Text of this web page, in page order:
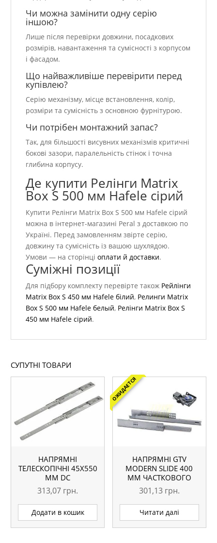
Чи можна замінити одну серію
іншою?
Лише після перевірки довжини, посадкових
розмірів, навантаження та сумісності з корпусом
і фасадом.
Що найважливіше перевірити перед
купівлею?
Серію механізму, місце встановлення, колір,
розміри та сумісність з основною фурнітурою.
Чи потрібен монтажний запас?
Так, для більшості висувних механізмів критичні
бокові зазори, паралельність стінок і точна
глибина корпусу.
Де купити Релінги Matrix
Box S 500 мм Hafele сірий
Купити Релінги Matrix Box S 500 мм Hafele сірий
можна в інтернет-магазині Peral з доставкою по
Україні. Перед замовленням звірте серію,
довжину та сумісність із вашою шухлядою.
Умови — на сторінціоплати й доставки.
Суміжні позиції
Для підбору комплекту перевірте також Рейлінги
Matrix Box S 450 мм Hafele білий, Релинги Matrix
Box S 500 мм Hafele белый, Релінги Matrix Box S
450 мм Hafele сірий.
СУПУТНІ ТОВАРИ
НАПРЯМНІ
ТЕЛЕСКОПІЧНІ 45Х550
ММ DC
313,07 грн.
Додати в кошик
ОЖИДАЕТСЯ
НАПРЯМНІ GTV
MODERN SLIDE 400
ММ ЧАСТКОВОГО
ВИСУВАННЯ З
ДОВОДЧИКОМ
301,13 грн.
Читати далі